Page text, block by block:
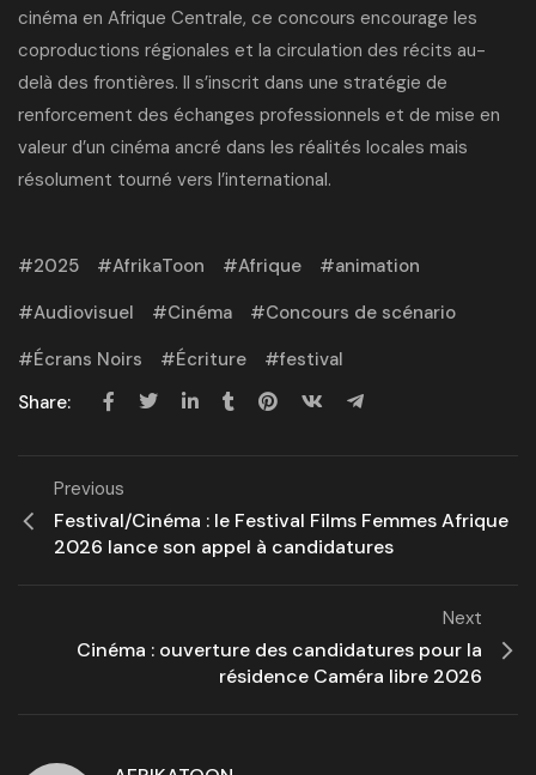
cinéma en Afrique Centrale, ce concours encourage les
coproductions régionales et la circulation des récits au-
delà des frontières. Il s’inscrit dans une stratégie de
renforcement des échanges professionnels et de mise en
valeur d’un cinéma ancré dans les réalités locales mais
résolument tourné vers l’international.
2025 AfrikaToon Afrique
animation
Audiovisuel
Cinéma
Concours de scénario
Écrans Noirs
Écriture
festival
Share:
Previous
Festival/Cinéma : le Festival Films Femmes Afrique
2026 lance son appel à candidatures
Next
Cinéma : ouverture des candidatures pour la
résidence Caméra libre 2026